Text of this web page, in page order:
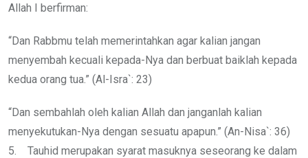
Allah I berfirman:
“Dan Rabbmu telah memerintahkan agar kalian jangan
menyembah kecuali kepada-Nya dan berbuat baiklah kepada
kedua orang tua.” (Al-Isra`: 23)
“Dan sembahlah oleh kalian Allah dan janganlah kalian
menyekutukan-Nya dengan sesuatu apapun.” (An-Nisa`: 36)
5. Tauhid merupakan syarat masuknya seseorang ke dalam